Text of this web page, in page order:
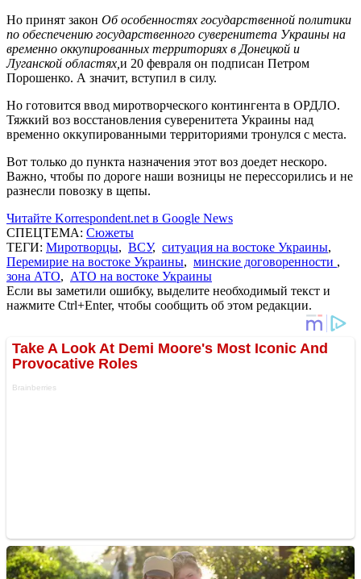
Но принят закон Об особенностях государственной политики
по обеспечению государственного суверенитета Украины на
временно оккупированных территориях в Донецкой и
Луганской областях и 20 февраля он подписан Петром
Порошенко. А значит, вступил в силу.
Но готовится ввод миротворческого контингента в ОРДЛО.
Тяжкий воз восстановления суверенитета Украины над
временно оккупированными территориями тронулся с места.
Вот только до пункта назначения этот воз доедет нескоро.
Важно, чтобы по дороге наши возницы не перессорились и не
разнесли повозку в щепы.
Читайте Korrespondent.net в Google News
СПЕЦТЕМА: Сюжеты
ТЕГИ: Миротворцы, ВСУ, ситуация на востоке Украины,
Перемирие на востоке Украины, минские договоренности ,
зона АТО, АТО на востоке Украины
Если вы заметили ошибку, выделите необходимый текст и
нажмите Ctrl+Enter, чтобы сообщить об этом редакции.